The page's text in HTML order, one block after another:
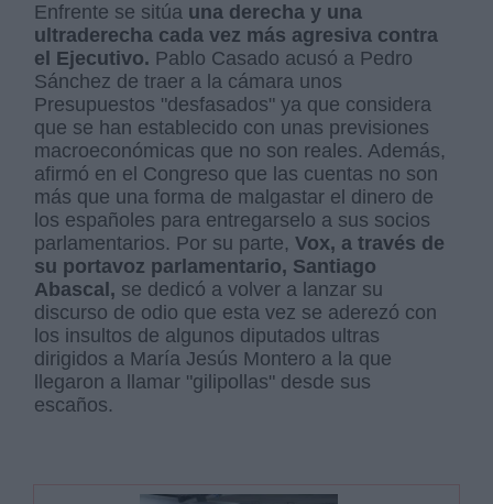
Enfrente se sitúa una derecha y una
ultraderecha cada vez más agresiva contra
el Ejecutivo. Pablo Casado acusó a Pedro
Sánchez de traer a la cámara unos
Presupuestos "desfasados" ya que considera
que se han establecido con unas previsiones
macroeconómicas que no son reales. Además,
afirmó en el Congreso que las cuentas no son
más que una forma de malgastar el dinero de
los españoles para entregarselo a sus socios
parlamentarios. Por su parte, Vox, a través de
su portavoz parlamentario, Santiago
Abascal, se dedicó a volver a lanzar su
discurso de odio que esta vez se aderezó con
los insultos de algunos diputados ultras
dirigidos a María Jesús Montero a la que
llegaron a llamar "gilipollas" desde sus
escaños.